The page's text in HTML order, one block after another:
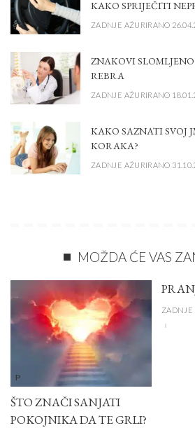
KAKO SPRIJEČITI
ZADNJE AŽURIRANO
ZNAKOVI
REBRA
ZADNJE AŽURIRANO
KAKO SAZNATI SVOJ
KORAKA?
ZADNJE AŽURIRANO
MOŽDA ĆE VAS
P
ŠTO ZNAČI SANJATI
POKOJNIKA DA TE GRLI?
ZADNJE